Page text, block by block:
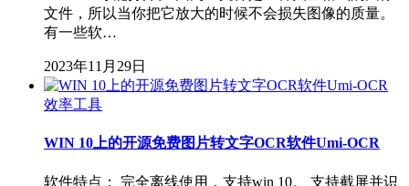
文件，所以当你把它放大的时候不会损失图像的质量。
有一些软…
2023年11月29日
效率工具
WIN 10上的开源免费图片转文字OCR软件Umi-OCR
软件特点： 完全离线使用，支持win 10。 支持截屏并识